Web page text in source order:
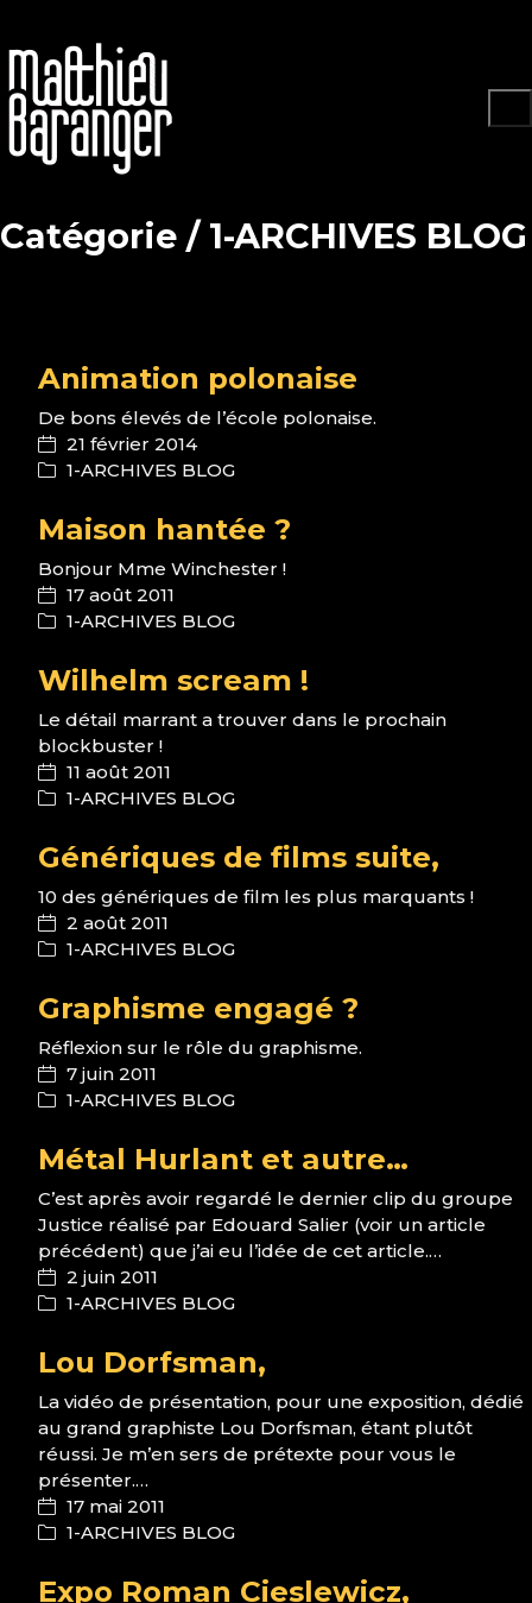
Catégorie / 1-ARCHIVES BLOG
Animation polonaise
De bons élevés de l’école polonaise.
21 février 2014
1-ARCHIVES BLOG
Maison hantée ?
Bonjour Mme Winchester !
17 août 2011
1-ARCHIVES BLOG
Wilhelm scream !
Le détail marrant a trouver dans le prochain
blockbuster !
11 août 2011
1-ARCHIVES BLOG
Génériques de films suite,
10 des génériques de film les plus marquants !
2 août 2011
1-ARCHIVES BLOG
Graphisme engagé ?
Réflexion sur le rôle du graphisme.
7 juin 2011
1-ARCHIVES BLOG
Métal Hurlant et autre…
C’est après avoir regardé le dernier clip du groupe
Justice réalisé par Edouard Salier (voir un article
précédent) que j’ai eu l’idée de cet article.…
2 juin 2011
1-ARCHIVES BLOG
Lou Dorfsman,
La vidéo de présentation, pour une exposition, dédié
au grand graphiste Lou Dorfsman, étant plutôt
réussi. Je m’en sers de prétexte pour vous le
présenter.…
17 mai 2011
1-ARCHIVES BLOG
Expo Roman Cieslewicz,